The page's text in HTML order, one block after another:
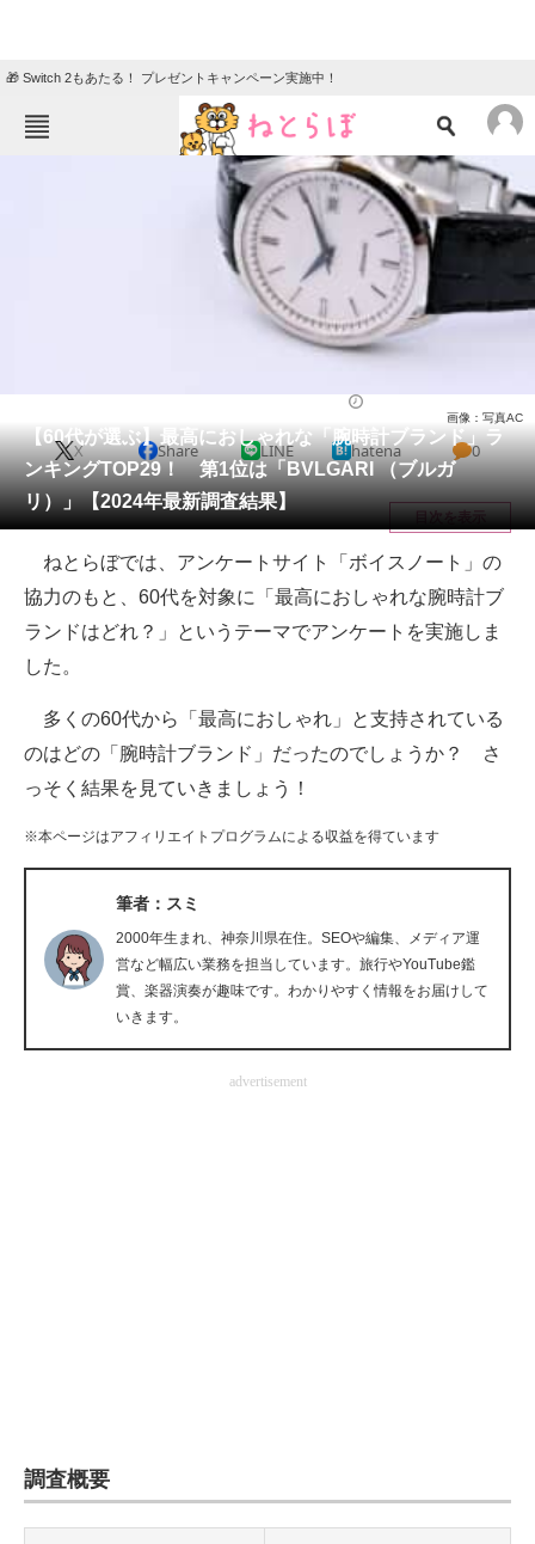
🎁 Switch 2もあたる！ プレゼントキャンペーン実施中！
ニュース
クイズ
地域
教育・育児
会員記事
メディア
注目記事を集めた総合ページ
ITの今と未来を見通す
スマホと通信の最新トレンド
好きが集まる 比べて選べる
ビジネスと働き方のヒント
AI活用のいまが分かる
企業ITのトレンドを詳説
経営リーダーのコミュニティ
マーケ×ITの今がよく分かる
ITエンジニア向け専門サイト
【60代が選ぶ】最高におしゃれな「腕時計ブランド」ラ
ンキングTOP29！ 第1位は「BVLGARI （ブルガ
リ）」【2024年最新調査結果】
画像：写真AC
X Share LINE hatena 0
目次を表示
ねとらぼでは、アンケートサイト「ボイスノート」の
協力のもと、60代を対象に「最高におしゃれな腕時計ブ
ランドはどれ？」というテーマでアンケートを実施しま
した。
多くの60代から「最高におしゃれ」と支持されている
のはどの「腕時計ブランド」だったのでしょうか？ さ
っそく結果を見ていきましょう！
※本ページはアフィリエイトプログラムによる収益を得ています
筆者：スミ
2000年生まれ、神奈川県在住。SEOや編集、メディア運
営など幅広い業務を担当しています。旅行やYouTube鑑
賞、楽器演奏が趣味です。わかりやすく情報をお届けして
いきます。
advertisement
調査概要